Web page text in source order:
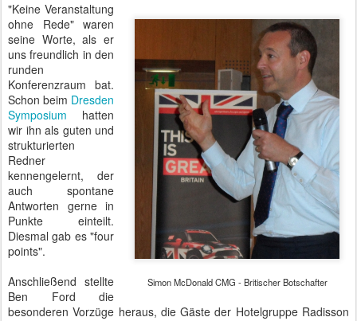
Simon McDonald CMG - Britischer Botschafter
"Keine Veranstaltung
ohne Rede" waren
seine Worte, als er
uns freundlich in den
runden
Konferenzraum bat.
Schon beim Dresden
Symposium hatten
wir ihn als guten und
strukturierten
Redner
kennengelernt, der
auch spontane
Antworten gerne in
Punkte einteilt.
Diesmal gab es "four
points".
Anschließend stellte
Ben Ford die
besonderen Vorzüge heraus, die Gäste der Hotelgruppe Radisson